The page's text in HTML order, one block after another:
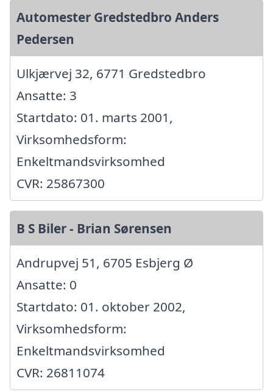
Automester Gredstedbro Anders
Pedersen
Ulkjærvej 32, 6771 Gredstedbro
Ansatte: 3
Startdato: 01. marts 2001,
Virksomhedsform:
Enkeltmandsvirksomhed
CVR: 25867300
B S Biler - Brian Sørensen
Andrupvej 51, 6705 Esbjerg Ø
Ansatte: 0
Startdato: 01. oktober 2002,
Virksomhedsform:
Enkeltmandsvirksomhed
CVR: 26811074